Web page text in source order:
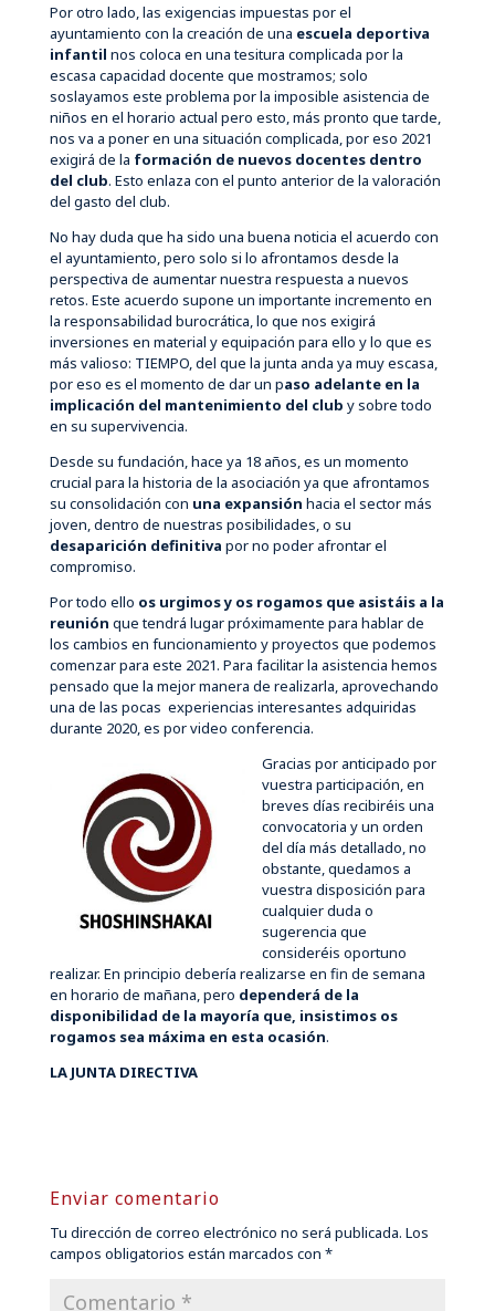
Por otro lado, las exigencias impuestas por el
ayuntamiento con la creación de una escuela deportiva
infantil nos coloca en una tesitura complicada por la
escasa capacidad docente que mostramos; solo
soslayamos este problema por la imposible asistencia de
niños en el horario actual pero esto, más pronto que tarde,
nos va a poner en una situación complicada, por eso 2021
exigirá de la formación de nuevos docentes dentro
del club. Esto enlaza con el punto anterior de la valoración
del gasto del club.
No hay duda que ha sido una buena noticia el acuerdo con
el ayuntamiento, pero solo si lo afrontamos desde la
perspectiva de aumentar nuestra respuesta a nuevos
retos. Este acuerdo supone un importante incremento en
la responsabilidad burocrática, lo que nos exigirá
inversiones en material y equipación para ello y lo que es
más valioso: TIEMPO, del que la junta anda ya muy escasa,
por eso es el momento de dar un paso adelante en la
implicación del mantenimiento del club y sobre todo
en su supervivencia.
Desde su fundación, hace ya 18 años, es un momento
crucial para la historia de la asociación ya que afrontamos
su consolidación con una expansión hacia el sector más
joven, dentro de nuestras posibilidades, o su
desaparición definitiva por no poder afrontar el
compromiso.
Por todo ello os urgimos y os rogamos que asistáis a la
reunión que tendrá lugar próximamente para hablar de
los cambios en funcionamiento y proyectos que podemos
comenzar para este 2021. Para facilitar la asistencia hemos
pensado que la mejor manera de realizarla, aprovechando
una de las pocas experiencias interesantes adquiridas
durante 2020, es por video conferencia.
Gracias por anticipado por
vuestra participación, en
breves días recibiréis una
convocatoria y un orden
del día más detallado, no
obstante, quedamos a
vuestra disposición para
cualquier duda o
sugerencia que
consideréis oportuno
realizar. En principio debería realizarse en fin de semana
en horario de mañana, pero dependerá de la
disponibilidad de la mayoría que, insistimos os
rogamos sea máxima en esta ocasión.
LA JUNTA DIRECTIVA
Enviar comentario
Tu dirección de correo electrónico no será publicada. Los
campos obligatorios están marcados con *